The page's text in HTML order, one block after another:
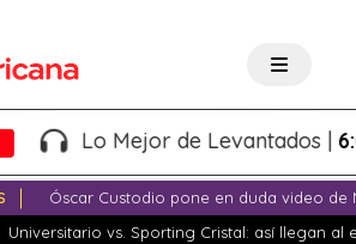
Lo Mejor de Levantados |
Óscar Custodio pone en duda video de
Universitario vs. Sporting Cristal: así llegan al